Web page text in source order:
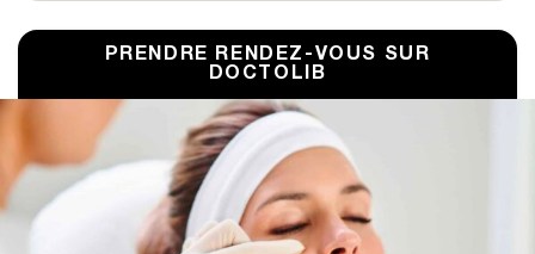
PRENDRE RENDEZ-VOUS SUR
DOCTOLIB